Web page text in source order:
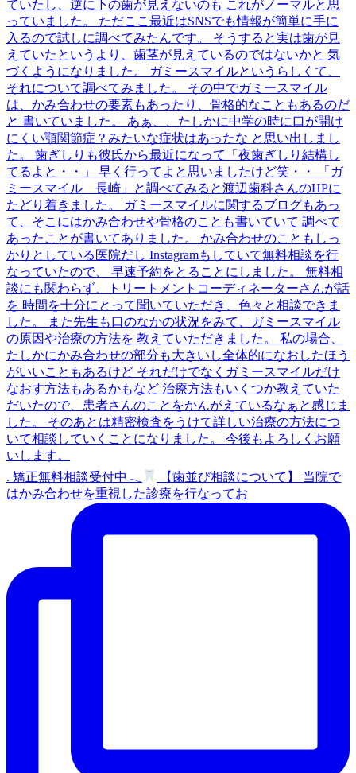
. 矯正無料相談受付中𓂃
【歯並び相談について】 当院で
はかみ合わせを重視した診療を行なってお